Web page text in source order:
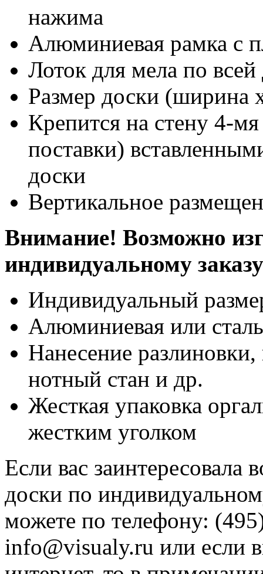
нажима
Алюминиевая рамка с
Лоток для мела по
Размер доски (ширина
Крепится на стену 4-
поставки)
доски
Вертикальное
Внимание! Возможно
индивидуальному заказу
Индивидуальный
Алюминиевая или
Нанесение
нотный стан и др.
Жесткая упаковка
жестким уголком
Если вас заинтересовала
доски по
можете по телефону:
info@visualy.ru или если